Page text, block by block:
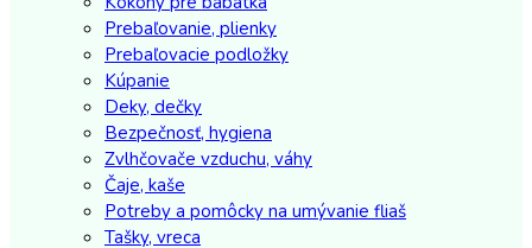
Prebaľovanie, plienky
Prebaľovacie podložky
Kúpanie
Deky, dečky
Bezpečnosť, hygiena
Zvlhčovače vzduchu, váhy
Čaje, kaše
Potreby a pomôcky na umývanie fliaš
Tašky, vreca